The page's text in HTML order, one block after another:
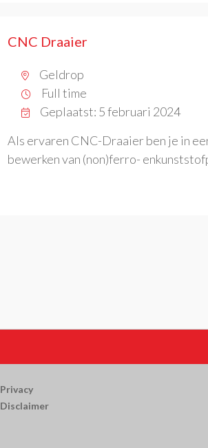
CNC Draaier
Geldrop
Full time
Geplaatst: 5 februari 2024
Als ervaren CNC-Draaier ben je in
bewerken van (non)ferro-
Privacy
Disclaimer